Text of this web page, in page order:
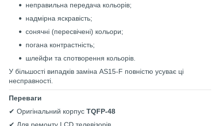
неправильна передача кольорів;
надмірна яскравість;
сонячні (пересвічені) кольори;
погана контрастність;
шлейфи та спотворення кольорів.
У більшості випадків заміна AS15-F повністю усуває ці
несправності.
Переваги
✔ Оригінальний корпус TQFP-48
✔ Для ремонту LCD телевізорів